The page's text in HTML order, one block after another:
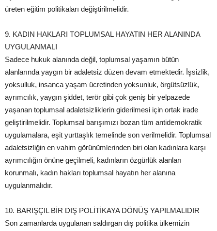
üreten eğitim politikaları değiştirilmelidir.
9. KADIN HAKLARI TOPLUMSAL HAYATIN HER ALANINDA
UYGULANMALI
Sadece hukuk alanında değil, toplumsal yaşamın bütün
alanlarında yaygın bir adaletsiz düzen devam etmektedir. İşsizlik,
yoksulluk, insanca yaşam ücretinden yoksunluk, örgütsüzlük,
ayrımcılık, yaygın şiddet, terör gibi çok geniş bir yelpazede
yaşanan toplumsal adaletsizliklerin giderilmesi için ortak irade
geliştirilmelidir. Toplumsal barışımızı bozan tüm antidemokratik
uygulamalara, eşit yurttaşlık temelinde son verilmelidir. Toplumsal
adaletsizliğin en vahim görünümlerinden biri olan kadınlara karşı
ayrımcılığın önüne geçilmeli, kadınların özgürlük alanları
korunmalı, kadın hakları toplumsal hayatın her alanına
uygulanmalıdır.
10. BARIŞÇIL BİR DIŞ POLİTİKAYA DÖNÜŞ YAPILMALIDIR
Son zamanlarda uygulanan saldırgan dış politika ülkemizin